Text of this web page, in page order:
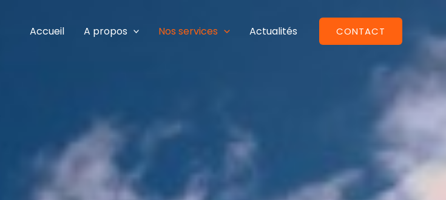
Accueil A propos Nos services Actualités CONTACT